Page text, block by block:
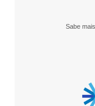
Sabe